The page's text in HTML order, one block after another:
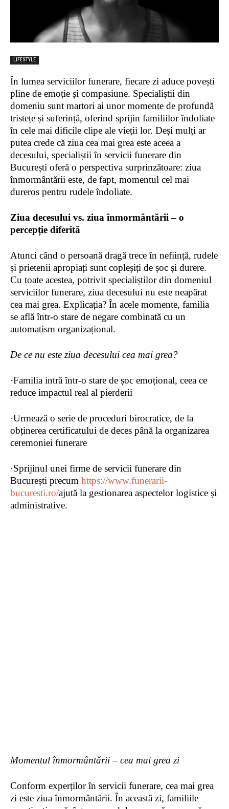
LIFESTYLE
În lumea serviciilor funerare, fiecare zi aduce povești
pline de emoție și compasiune. Specialiștii din
domeniu sunt martori ai unor momente de profundă
tristețe și suferință, oferind sprijin familiilor îndoliate
în cele mai dificile clipe ale vieții lor. Deși mulți ar
putea crede că ziua cea mai grea este aceea a
decesului, specialiștii în servicii funerare din
București oferă o perspectiva surprinzătoare: ziua
înmormântării este, de fapt, momentul cel mai
dureros pentru rudele îndoliate.
Ziua decesului vs. ziuaînmormântării – o
percepție diferită
Atunci când o persoană dragă trece în neființă, rudele
și prietenii apropiați sunt copleșiți de șoc și durere.
Cu toate acestea, potrivit specialiștilor din domeniul
serviciilor funerare, ziua decesului nu este neapărat
cea mai grea. Explicația? În acele momente, familia
se află într-o stare de negare combinată cu un
automatism organizațional.
De ce nu este ziua decesului cea mai grea?
·Familia intră într-o stare de șoc emoțional, ceea ce
reduce impactul real al pierderii
·Urmează o serie de proceduri birocratice, de la
obținerea certificatului de deces până la organizarea
ceremoniei funerare
·Sprijinul unei firme de servicii funerare din
București precum https://www.funerarii-
bucuresti.ro/ajută la gestionarea aspectelor logistice și
administrative.
Momentul înmormântării– cea mai grea zi
Conform experților în servicii funerare, cea mai grea
zi este ziua înmormântării. În această zi, familiile